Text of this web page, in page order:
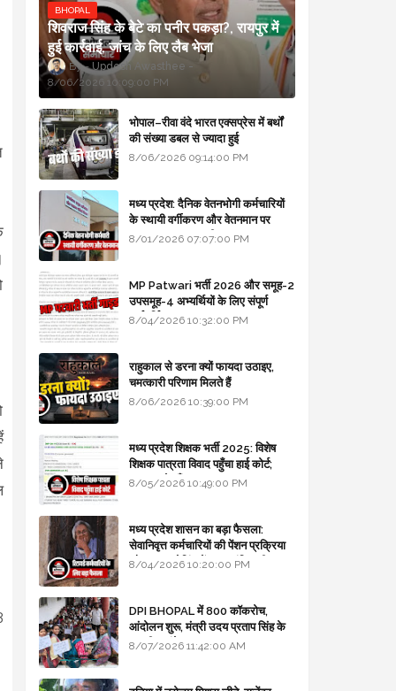
BHOPAL
शिवराज सिंह के बेटे का पनीर पकड़ा?, रायपुर में
हुई कार्रवाई, जांच के लिए लैब भेजा
Updesh Awasthee
8/06/2026 10:09:00 PM
भोपाल–रीवा वंदे भारत एक्सप्रेस में बर्थों
की संख्या डबल से ज्यादा हुई
8/06/2026 09:14:00 PM
मध्य प्रदेश: दैनिक वेतनभोगी कर्मचारियों
के स्थायी वर्गीकरण और वेतनमान पर
सरकार का बड़ा स्पष्टीकरण
8/01/2026 07:07:00 PM
MP Patwari भर्ती 2026 और समूह-2
उपसमूह-4 अभ्यर्थियों के लिए संपूर्ण
मार्गदर्शिका
8/04/2026 10:32:00 PM
राहुकाल से डरना क्यों फायदा उठाइए,
चमत्कारी परिणाम मिलते हैं
8/06/2026 10:39:00 PM
मध्य प्रदेश शिक्षक भर्ती 2025: विशेष
शिक्षक पात्रता विवाद पहुँचा हाई कोर्ट;
सरकार से माँगा जवाब
8/05/2026 10:49:00 PM
मध्य प्रदेश शासन का बड़ा फैसला:
सेवानिवृत्त कर्मचारियों की पेंशन प्रक्रिया
और बजट कोडिंग में हुए क्रांतिकारी
8/04/2026 10:20:00 PM
DPI BHOPAL में 800 कॉकरोच,
आंदोलन शुरू, मंत्री उदय प्रताप सिंह के
घर भी जाएंगे
8/07/2026 11:42:00 AM